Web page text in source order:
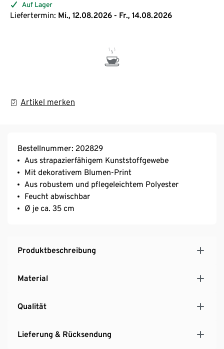
Auf Lager
Liefertermin: Mi., 12.08.2026 - Fr., 14.08.2026
Artikel merken
Bestellnummer: 202829
Aus strapazierfähigem Kunststoffgewebe
Mit dekorativem Blumen-Print
Aus robustem und pflegeleichtem Polyester
Feucht abwischbar
Ø je ca. 35 cm
Produktbeschreibung
Material
Qualität
Lieferung & Rücksendung